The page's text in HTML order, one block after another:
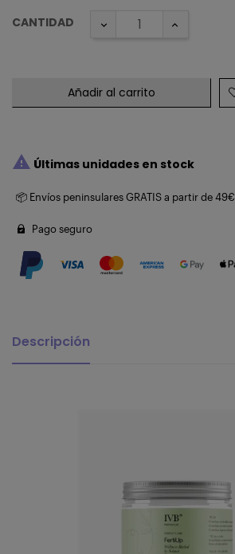
CANTIDAD
Añadir al carrito
 Últimas unidades en stock
📦 Envíos peninsulares GRATIS a partir de 49€
Pago seguro
Descripción